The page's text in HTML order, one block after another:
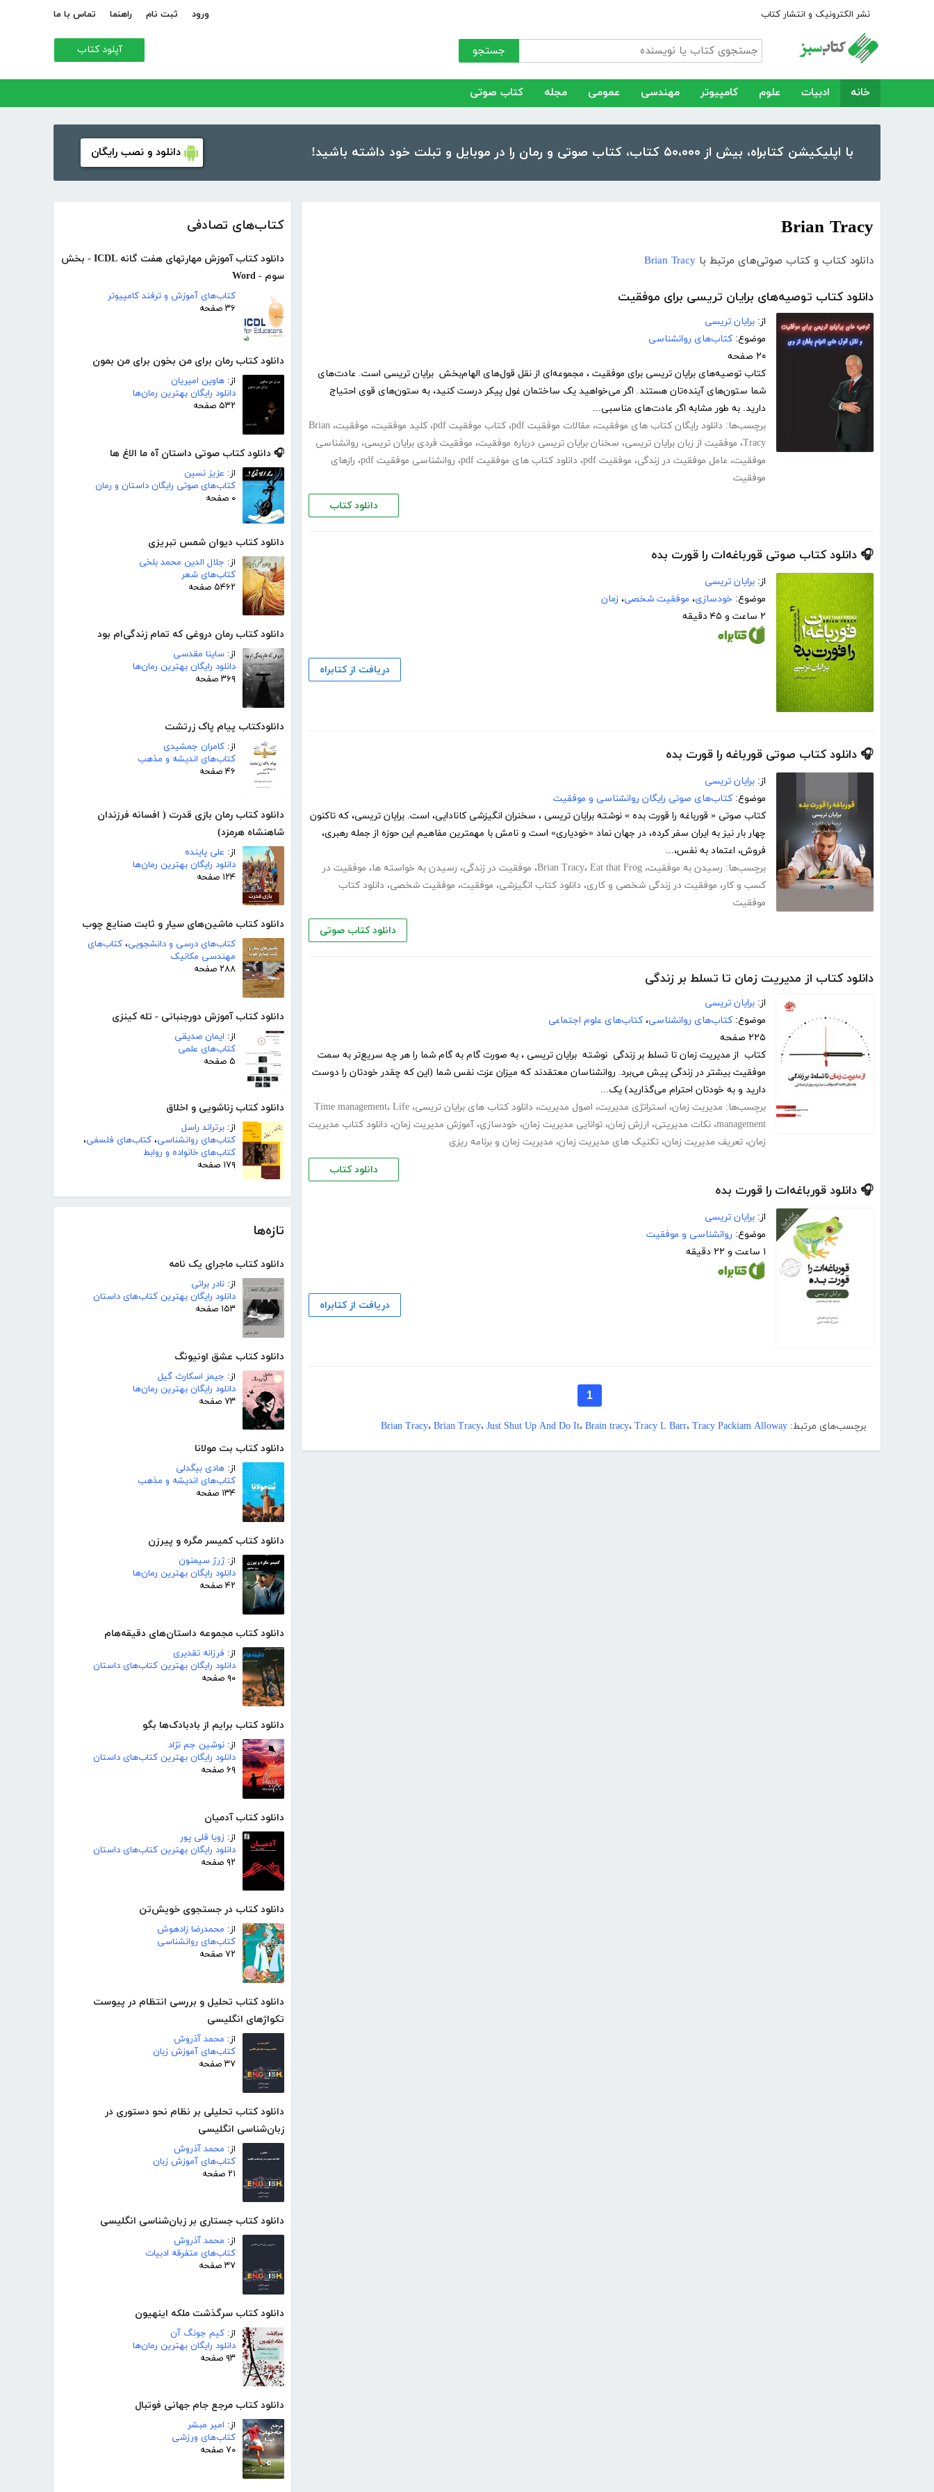
نشر الکترونیک و انتشار کتاب ورود ثبت نام راهنما تماس با ما
جستجو آپلود کتاب
خانه ادبیات علوم کامپیوتر مهندسی عمومی مجله کتاب صوتی
با اپلیکیشن کتابراه، بیش از ۵۰،۰۰۰ کتاب، کتاب صوتی و رمان را در موبایل و تبلت خود داشته باشید! دانلود و نصب رایگان
کتاب‌های تصادفی
دانلود کتاب آموزش مهارتهای هفت گانه ICDL - بخش
سوم - Word
کتاب‌های آموزش و ترفند کامپیوتر
۳۶ صفحه
دانلود کتاب رمان برای من بخون برای من بمون
از: هاوین امیریان
دانلود رایگان بهترین رمان‌ها
۵۳۲ صفحه
🎧 دانلود کتاب صوتی داستان آه ما الاغ ها
از: عزیز نسین
کتاب‌های صوتی رایگان داستان و رمان
۰ صفحه
دانلود کتاب دیوان شمس تبریزی
از: جلال الدین محمد بلخی
کتاب‌های شعر
۵۴۶۲ صفحه
دانلود کتاب رمان دروغی که تمام زندگی‌ام بود
از: ساینا مقدسی
دانلود رایگان بهترین رمان‌ها
۳۶۹ صفحه
دانلودکتاب پیام پاک زرتشت
از: کامران جمشیدی
کتاب‌های اندیشه و مذهب
۴۶ صفحه
دانلود کتاب رمان بازی قدرت ( افسانه فرزندان
شاهنشاه هرمزد)
از: علی پاینده
دانلود رایگان بهترین رمان‌ها
۱۲۴ صفحه
دانلود کتاب ماشین‌های سیار و ثابت صنایع چوب
کتاب‌های درسی و دانشجویی، کتاب‌های
مهندسی مکانیک
۲۸۸ صفحه
دانلود کتاب آموزش دورجنبانی - تله کینزی
از: ایمان صدیقی
کتاب‌های علمی
۵ صفحه
دانلود کتاب زناشویی و اخلاق
از: برتراند راسل
کتاب‌های روانشناسی، کتاب‌های فلسفی،
کتاب‌های خانواده و روابط
۱۷۹ صفحه
تازه‌ها
دانلود کتاب ماجرای یک نامه
از: نادر براتی
دانلود رایگان بهترین کتاب‌های داستان
۱۵۳ صفحه
دانلود کتاب عشق اونیونگ
از: جیمز اسکارث گیل
دانلود رایگان بهترین رمان‌ها
۷۳ صفحه
دانلود کتاب بت مولانا
از: هادی بیگدلی
کتاب‌های اندیشه و مذهب
۱۳۴ صفحه
دانلود کتاب کمیسر مگره و پیرزن
از:ژرژ سیمنون
دانلود رایگان بهترین رمان‌ها
۴۲ صفحه
دانلود کتاب مجموعه داستان‌های دقیقه‌هام
از: فرزانه تقدیری
دانلود رایگان بهترین کتاب‌های داستان
۹۰ صفحه
دانلود کتاب برایم از بادبادک‌ها بگو
از: نوشین جم نژاد
دانلود رایگان بهترین کتاب‌های داستان
۶۹ صفحه
دانلود کتاب آدمیان
از: زویا قلی پور
دانلود رایگان بهترین کتاب‌های داستان
۹۲ صفحه
دانلود کتاب در جستجوی خویش‌تن
از: محمدرضا زادهوش
کتاب‌های روانشناسی
۷۲ صفحه
دانلود کتاب تحلیل و بررسی انتظام در پیوست
تکواژهای انگلیسی
از: محمد آذروش
کتاب‌های آموزش زبان
۳۷ صفحه
دانلود کتاب تحلیلی بر نظام نحو دستوری در
زبان‌شناسی انگلیسی
از: محمد آذروش
کتاب‌های آموزش زبان
۲۱ صفحه
دانلود کتاب جستاری بر زبان‌شناسی انگلیسی
از: محمد آذروش
کتاب‌های متفرقه ادبیات
۳۷ صفحه
دانلود کتاب سرگذشت ملکه اینهیون
از: کیم جونگ آن
دانلود رایگان بهترین رمان‌ها
۹۳ صفحه
دانلود کتاب مرجع جام جهانی فوتبال
از: امیر مبشر
کتاب‌های ورزشی
۷۰ صفحه
Brian Tracy
دانلود کتاب و کتاب صوتی‌های مرتبط با Brian Tracy
دانلود کتاب توصیه‌های برایان تریسی برای موفقیت
از: برایان تریسی
موضوع: کتاب‌های روانشناسی
۲۰ صفحه
کتاب توصیه‌های برایان تریسی برای موفقیت ، مجموعه‌ای از نقل قول‌های الهام‌بخش برایان تریسی است. عادت‌های
شما ستون‌های آینده‌تان هستند. اگر می‌خواهید یک ساختمان غول پیکر درست کنید، به ستون‌های قوی احتیاج
دارید. به طور مشابه اگر عادت‌های مناسبی...
برچسب‌ها: دانلود رایگان کتاب های موفقیت، مقالات موفقیت pdf ، کتاب موفقیت pdf ، کلید موفقیت، موفقیت، Brian
Tracy، موفقیت از زبان برایان تریسی، سخنان برایان تریسی درباره موفقیت، موفقیت فردی برایان تریسی، روانشناسی
موفقیت، عامل موفقیت در زندگی، موفقیت pdf ، دانلود کتاب های موفقیت pdf ، روانشناسی موفقیت pdf ، رازهای
موفقیت
دانلود کتاب
🎧 دانلود کتاب صوتی قورباغه‌ات را قورت بده
از: برایان تریسی
موضوع: خودسازی، موفقیت شخصی، زمان
۲ ساعت و ۴۵ دقیقه
دریافت از کتابراه
🎧 دانلود کتاب صوتی قورباغه را قورت بده
از: برایان تریسی
موضوع: کتاب‌های صوتی رایگان روانشناسی و موفقیت
کتاب صوتی « قورباغه را قورت بده » نوشته برایان تریسی ، سخنران انگیزشی کانادایی، است. برایان تریسی، که تاکنون
چهار بار نیز به ایران سفر کرده، در جهان نماد «خودیاری» است و نامش با مهم‎ترین مفاهیم این حوزه از جمله رهبری،
فروش، اعتماد به نفس،...
برچسب‌ها: رسیدن به موفقیت، Brian Tracy، Eat that Frog ، موفقیت در زندگی، رسیدن به خواسته ها، موفقیت در
کسب و کار، موفقیت در زندگی شخصی و کاری، دانلود کتاب انگیزشی، موفقیت، موفقیت شخصی، دانلود کتاب
موفقیت
دانلود کتاب صوتی
دانلود کتاب از مدیریت زمان تا تسلط بر زندگی
از: برایان تریسی
موضوع: کتاب‌های روانشناسی، کتاب‌های علوم اجتماعی
۲۲۵ صفحه
کتاب از مدیریت زمان تا تسلط بر زندگی نوشته برایان تریسی ، به صورت گام به گام شما را هر چه سریع‌تر به سمت
موفقیت بیشتر در زندگی پیش می‌برد. روانشناسان معتقدند که میزان عزت نفس شما (این که چقدر خودتان را دوست
دارید و به خودتان احترام می‌گذارید) یک...
برچسب‌ها: مدیریت زمان، استراتژی مدیریت، اصول مدیریت، دانلود کتاب های برایان تریسی، Time management، Life
management، نکات مدیریتی، ارزش زمان، توانایی مدیریت زمان، خودسازی، آموزش مدیریت زمان، دانلود کتاب مدیریت
زمان، تعریف مدیریت زمان، تکنیک های مدیریت زمان، مدیریت زمان و برنامه ریزی
دانلود کتاب
🎧 دانلود قورباغه‌ات را قورت بده
از: برایان تریسی
موضوع: روانشناسی و موفقیت
۱ ساعت و ۲۲ دقیقه
دریافت از کتابراه
1
برچسب‌های مرتبط: Brian Tracy، Brian Tracy، Just Shut Up And Do It، Brain tracy، Tracy L Barr، Tracy Packiam Alloway